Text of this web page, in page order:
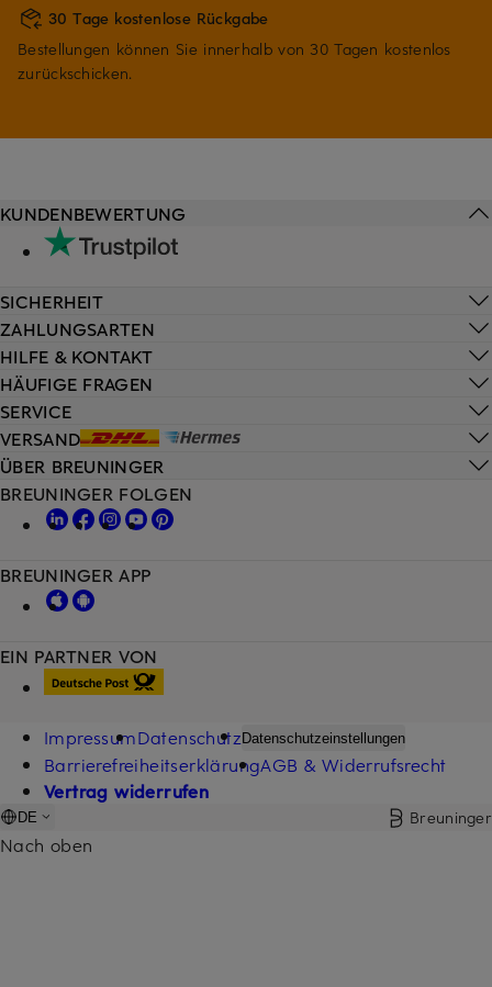
30 Tage kostenlose Rückgabe
Bestellungen können Sie innerhalb von 30 Tagen kostenlos
zurückschicken.
HILFE & KONTAKT
HÄUFIGE FRAGEN
SERVICE
VERSAND
KUNDENBEWERTUNG
SICHERHEIT
ZAHLUNGSARTEN
ÜBER BREUNINGER
EIN PARTNER VON
BREUNINGER FOLGEN
BREUNINGER APP
ImpressumDatenschutzDatenschutzeinstellungen
BarrierefreiheitserklärungAGB & Widerrufsrecht
Vertrag widerrufen
DE Breuninger
Nach oben